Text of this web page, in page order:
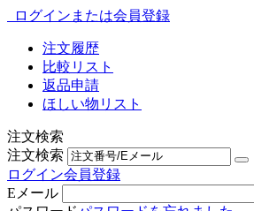
ログインまたは会員登録
注文履歴
比較リスト
返品申請
ほしい物リスト
注文検索
注文検索
ログイン会員登録
Eメール